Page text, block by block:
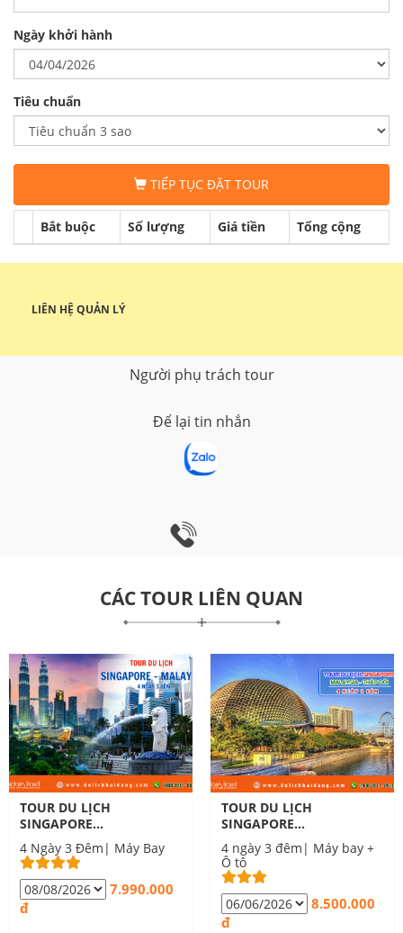
Ngày khởi hành
Tiêu chuẩn
TIẾP TỤC ĐẶT TOUR
Bắt buộc Số lượng Giá tiền Tổng cộng
LIÊN HỆ QUẢN LÝ
Người phụ trách tour
Để lại tin nhắn
CÁC TOUR LIÊN QUAN
TOUR DU LỊCH
SINGAPORE
MALAYSIA 4 NGÀY 3
ĐÊM
4 Ngày 3 Đêm| Máy Bay
7.990.000
đ
TOUR DU LỊCH
SINGAPORE
MALAYSIA THÁP ĐÔI
TWIN TOWERS 4
NGÀY 3 ĐÊM
4 ngày 3 đêm| Máy bay +
Ô tô
8.500.000
đ